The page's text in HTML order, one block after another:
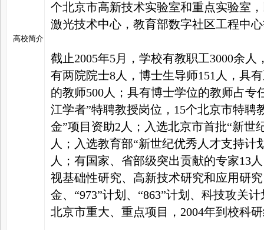
高校简介
个北京市高新技术实验室和重点实验室
激光技术中心，教育部数字社区工程中
截止2005年5月，学校有教职工3000余
有两院院士8人，博士生导师151人，具
的教师500人；具有博士学位的教师占专
江学者”特聘教授岗位，15个北京市特
金”项目资助2人；入选北京市首批“新世
人；入选教育部“新世纪优秀人才支持计
人；有国家、省部级突出贡献的专家13
视基础性研究、高新技术研究和应用研
金、“973”计划、“863”计划、科技攻关
北京市重大、重点项目，2004年到校科